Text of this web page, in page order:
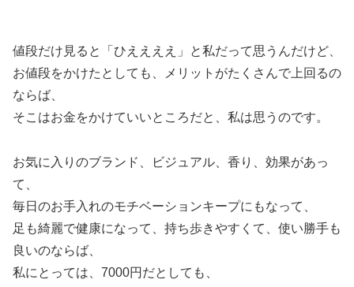
値段だけ見ると「ひええええ」と私だって思うんだけど、
お値段をかけたとしても、メリットがたくさんで上回るの
ならば、
そこはお金をかけていいところだと、私は思うのです。
お気に入りのブランド、ビジュアル、香り、効果があっ
て、
毎日のお手入れのモチベーションキープにもなって、
足も綺麗で健康になって、持ち歩きやすくて、使い勝手も
良いのならば、
私にとっては、7000円だとしても、